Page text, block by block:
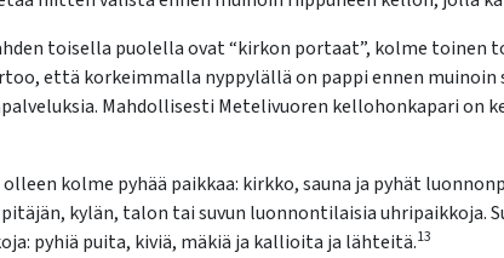
toisella puolella ovat “kirkon portaat”, kolme toinen
että korkeimmalla nyppylällä on pappi ennen muinoin
Mahdollisesti Metelivuoren kellohonkapari on
kolme pyhää paikkaa: kirkko, sauna ja pyhät
kylän, talon tai suvun luonnontilaisia uhripaikkoja.
pyhiä puita, kiviä, mäkiä ja kallioita ja lähteitä.13